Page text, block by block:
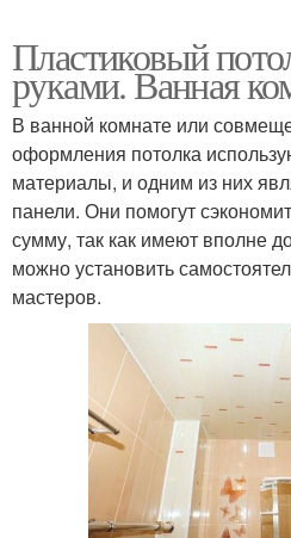
Пластиковый
руками. Ванная
В ванной комнате или
оформления потолка
материалы, и одним из них
панели. Они помогут
сумму, так как имеют вполне
можно установить
мастеров.